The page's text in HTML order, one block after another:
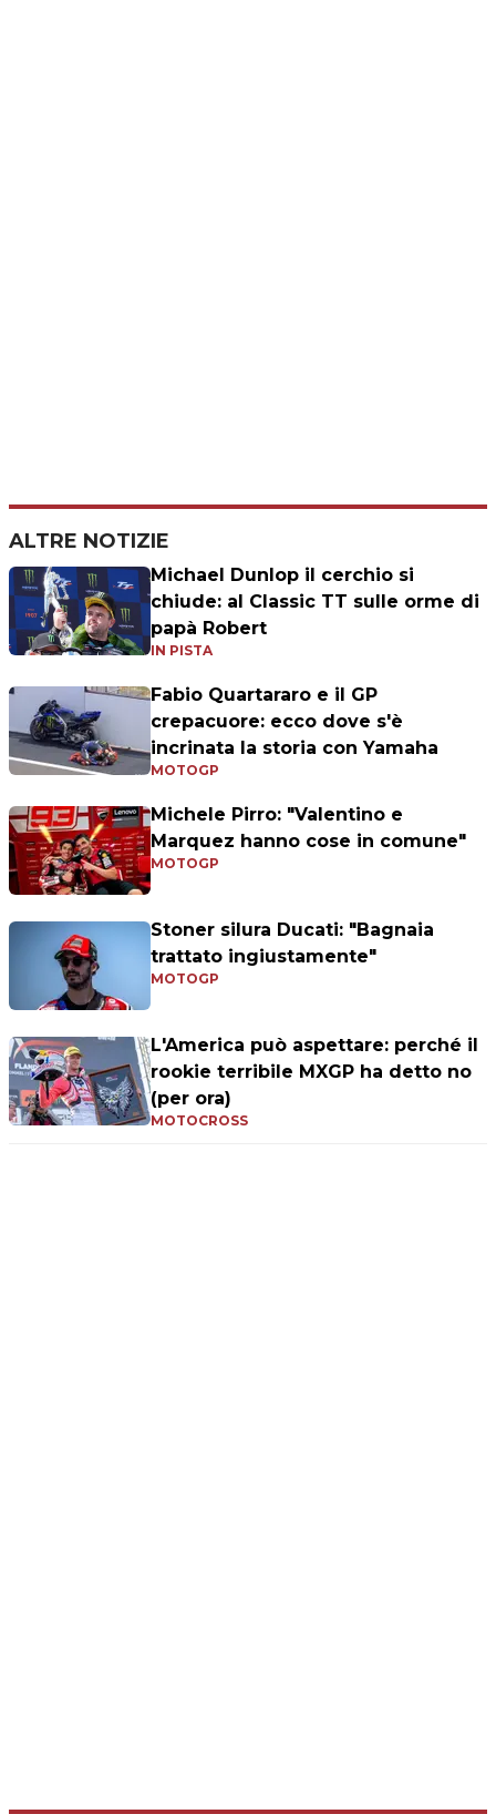
ALTRE NOTIZIE
Michael Dunlop il cerchio si
chiude: al Classic TT sulle orme di
papà Robert
IN PISTA
Fabio Quartararo e il GP
crepacuore: ecco dove s'è
incrinata la storia con Yamaha
MOTOGP
Michele Pirro: "Valentino e
Marquez hanno cose in comune"
MOTOGP
Stoner silura Ducati: "Bagnaia
trattato ingiustamente"
MOTOGP
L'America può aspettare: perché il
rookie terribile MXGP ha detto no
(per ora)
MOTOCROSS